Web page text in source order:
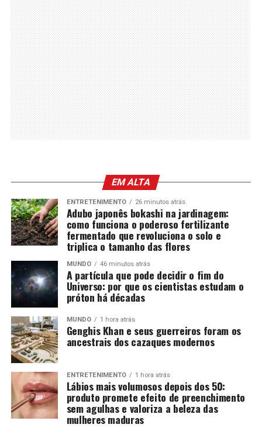
EM ALTA
ENTRETENIMENTO 26 minutos atrás
Adubo japonês bokashi na jardinagem:
como funciona o poderoso fertilizante
fermentado que revoluciona o solo e
triplica o tamanho das flores
MUNDO 46 minutos atrás
A partícula que pode decidir o fim do
Universo: por que os cientistas estudam o
próton há décadas
MUNDO 1 hora atrás
Genghis Khan e seus guerreiros foram os
ancestrais dos cazaques modernos
ENTRETENIMENTO 1 hora atrás
Lábios mais volumosos depois dos 50:
produto promete efeito de preenchimento
sem agulhas e valoriza a beleza das
mulheres maduras